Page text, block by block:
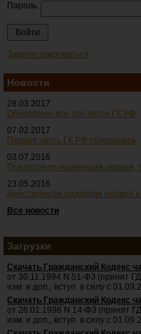
Пароль
Зарегистрироваться
Новости
28.03.2017
Обновлены все три части ГК РФ
07.02.2017
Первая часть ГК РФ обновилась
03.07.2016
Претерпели изменения первая,
23.05.2016
Действующая редакция первой
Все новости
Загрузки
Скачать Гражданский Кодекс
от 30.11.1994 N 51-ФЗ (принят
изм. и доп., вступ. в силу с
Скачать Гражданский Кодекс
от 26.01.1996 N 14-ФЗ (принят
изм. и доп., вступ. в силу с